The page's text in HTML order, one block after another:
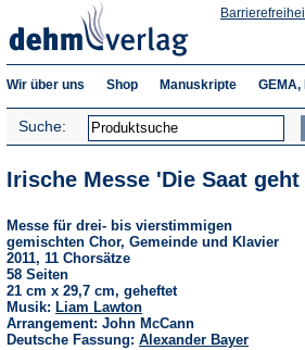
Wir über uns Shop Manuskripte
Suche:
Irische Messe 'Die Saat geht
Messe für drei- bis vierstimmigen
gemischten Chor, Gemeinde und Klavier
2011, 11 Chorsätze
58 Seiten
21 cm x 29,7 cm, geheftet
Musik: Liam Lawton
Arrangement: John McCann
Deutsche Fassung: Alexander Bayer